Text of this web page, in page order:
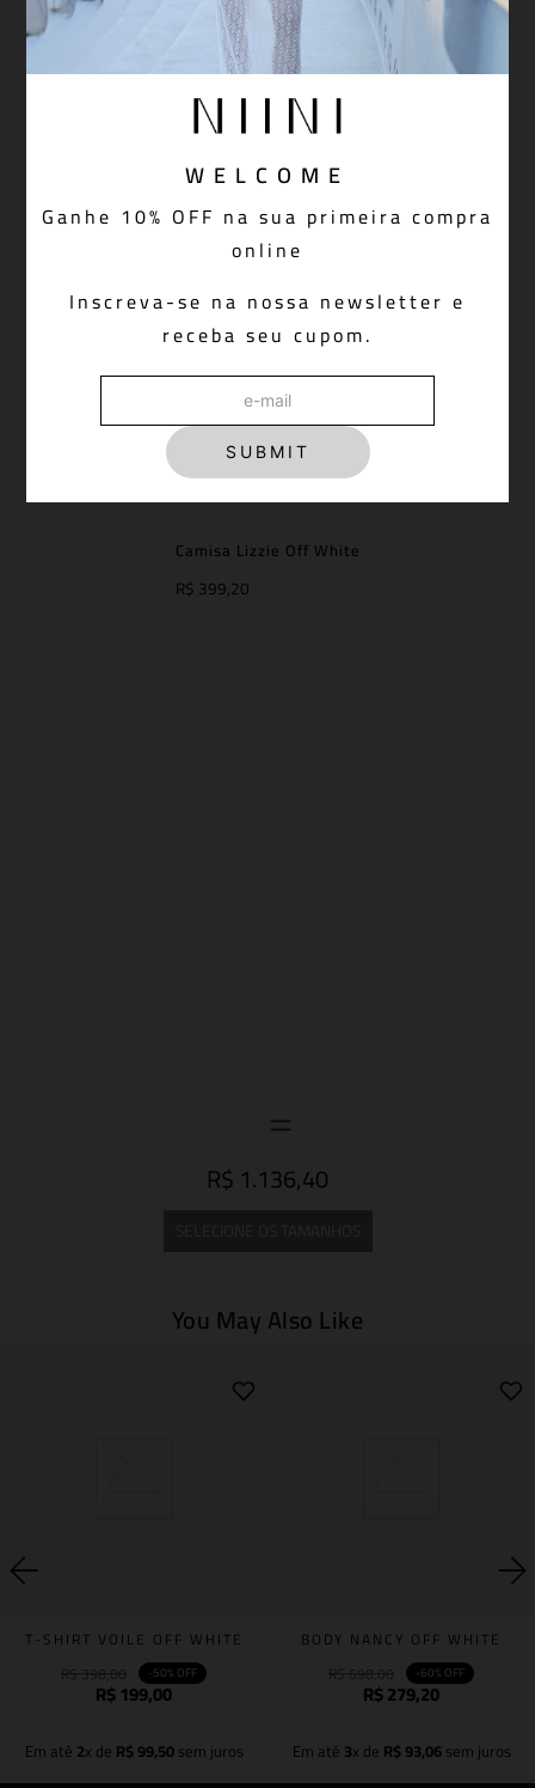
WELCOME
Ganhe 10% OFF na sua primeira compra
online
Inscreva-se na nossa newsletter e
receba seu cupom.
SUBMIT
Camisa Lizzie Off White
R$ 399,20
R$ 1.136,40
You May Also Like
T-SHIRT VOILE OFF WHITE
-50% OFF
R$199,00
Em até 2x de R$99,50sem juros
BODY NANCY OFF WHITE
-60% OFF
R$279,20
Em até 3x de R$93,06sem juros